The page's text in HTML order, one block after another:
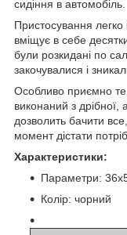
сидіння в автомобіль.
Пристосування легко
вміщує в себе
були розкидані по
закочувалися і
Особливо приємно
виконаний з дрібної,
дозволить бачити
момент дістати
Характеристики:
Параметри:
Колір: чорний